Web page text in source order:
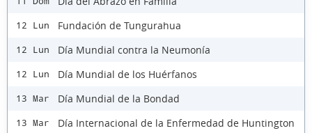
12 Lun Fundación de Tungurahua
12 Lun Día Mundial contra la Neumonía
12 Lun Día Mundial de los Huérfanos
13 Mar Día Mundial de la Bondad
13 Mar Día Internacional de la Enfermedad de Huntington